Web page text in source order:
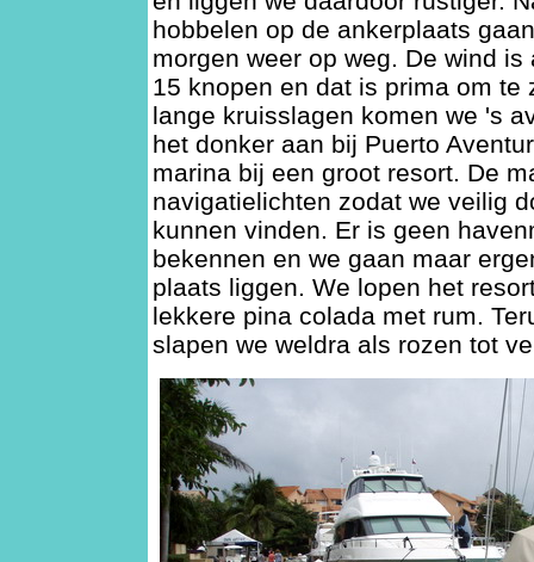
hobbelen op de ankerplaats
morgen weer op weg. De wind
15 knopen en dat is prima om te
lange kruisslagen komen we 's
het donker aan bij Puerto
marina bij een groot resort. De
navigatielichten zodat we veilig
kunnen vinden. Er is geen
bekennen en we gaan maar
plaats liggen. We lopen het
lekkere pina colada met rum.
slapen we weldra als rozen tot